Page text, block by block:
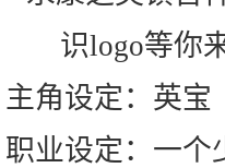
主角设定：英宝
职业设定：一个